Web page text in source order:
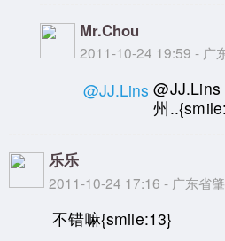
Mr.Chou
2011-10-24 19:59 - 广
@JJ.Lins
州
乐乐
2011-10-24 17:16 - 广东省
不错嘛{smile:13}